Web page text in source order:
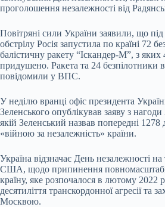
проголошення незалежності від
Повітряні сили України заявили, що
обстрілу Росія запустила по країні 72
балістичну ракету “Іскандер-М”, з
придушено. Ракета та 24 безпілотники
повідомили у ВПС.
У неділю вранці офіс президента
Зеленського опублікував заяву з
якій Зеленський назвав попередні 1278
«війною за незалежність» країни.
Україна відзначає День незалежності
США, щодо припинення
країну, яке розпочалося в лютому 2022
десятиліття транскордонної агресії та
Москвою.